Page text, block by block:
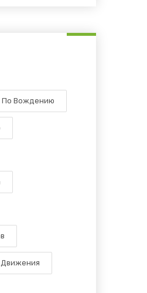
По Вождению